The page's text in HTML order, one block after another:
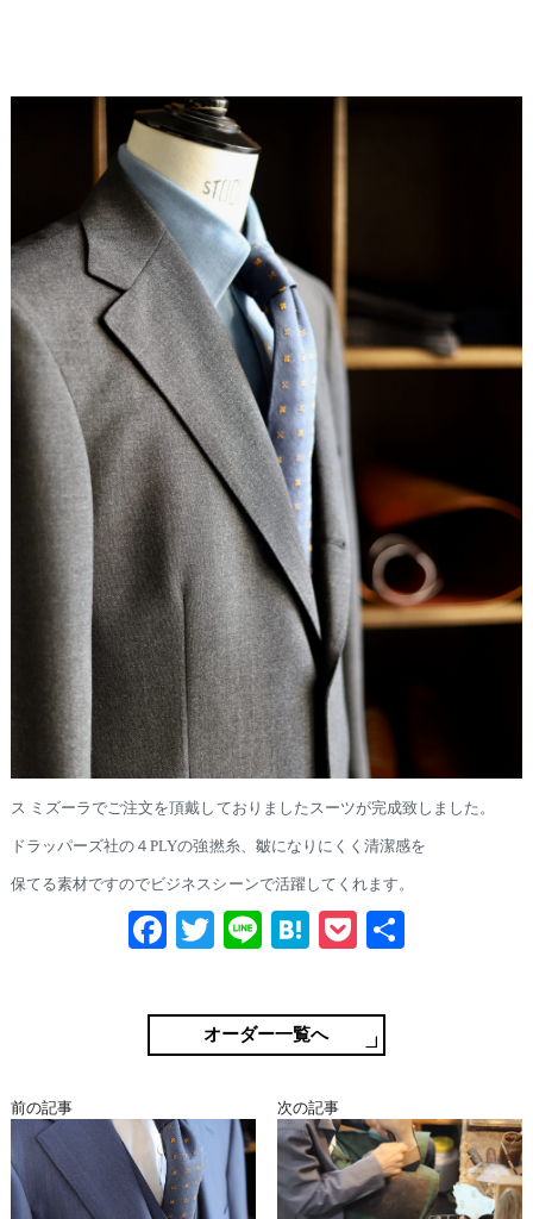
ス ミズーラでご注文を頂戴しておりましたスーツが完成致しました。
ドラッパーズ社の４PLYの強撚糸、皺になりにくく清潔感を
保てる素材ですのでビジネスシーンで活躍してくれます。
Fa
bo
ok
T
tte
r
Li H
en
a
P
ke
t
共
オーダー一覧へ
前の記事 次の記事